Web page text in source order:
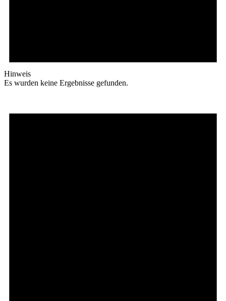
Hinweis
Es wurden keine Ergebnisse gefunden.